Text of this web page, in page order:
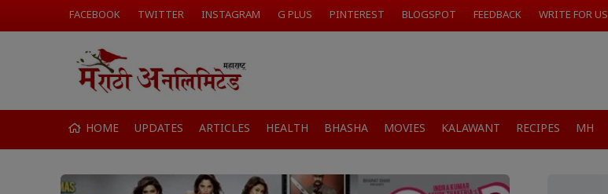
FACEBOOK TWITTER INSTAGRAM G PLUS PINTEREST BLOGSPOT FEEDBACK WRITE FOR US
HOME UPDATES ARTICLES HEALTH BHASHA MOVIES KALAWANT RECIPES MH